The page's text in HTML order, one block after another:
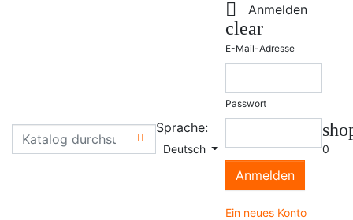

Sprache:
Deutsch
 Anmelden
clear
E-Mail-Adresse
Passwort
Anmelden
Ein neues Konto
0